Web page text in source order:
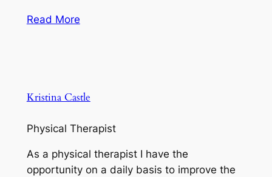
Read More
Kristina Castle
Physical Therapist
As a physical therapist I have the
opportunity on a daily basis to improve the